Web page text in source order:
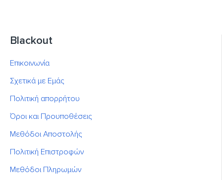
Blackout
Επικοινωνία
Σχετικά με Εμάς
Πολιτική απορρήτου
Όροι και Προυποθέσεις
Μεθόδοι Αποστολής
Πολιτική Επιστροφών
Μεθόδοι Πληρωμών